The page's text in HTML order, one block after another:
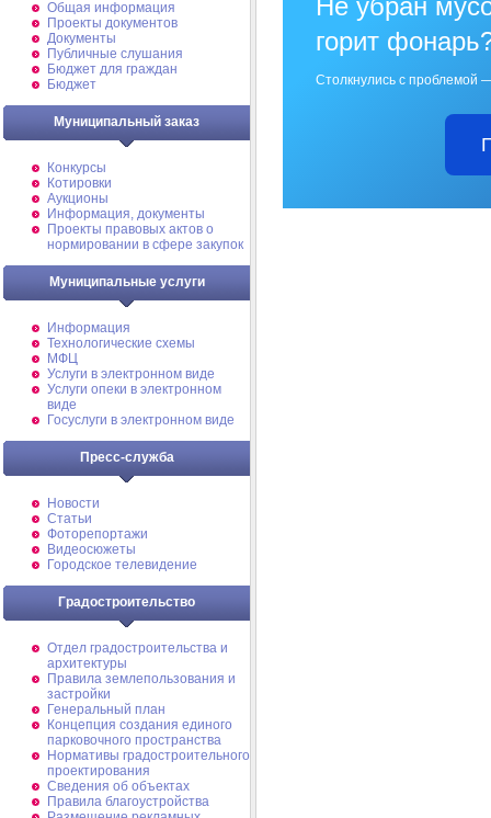
Общая информация
Проекты документов
Документы
Публичные слушания
Бюджет для граждан
Бюджет
Муниципальный заказ
Конкурсы
Котировки
Аукционы
Информация, документы
Проекты правовых актов о
нормировании в сфере закупок
Муниципальные услуги
Информация
Технологические схемы
МФЦ
Услуги в электронном виде
Услуги опеки в электронном
виде
Госуслуги в электронном виде
Пресс-служба
Новости
Статьи
Фоторепортажи
Видеосюжеты
Городское телевидение
Градостроительство
Отдел градостроительства и
архитектуры
Правила землепользования и
застройки
Генеральный план
Концепция создания единого
парковочного пространства
Нормативы градостроительного
проектирования
Сведения об объектах
Правила благоустройства
Не убран
горит
Столкнулись с проблемой